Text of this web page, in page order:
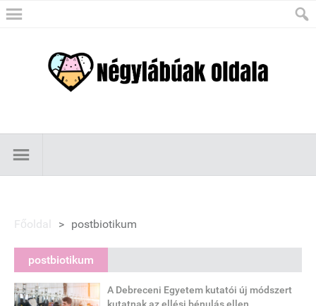
Főoldal > postbiotikum
postbiotikum
A Debreceni Egyetem kutatói új módszert